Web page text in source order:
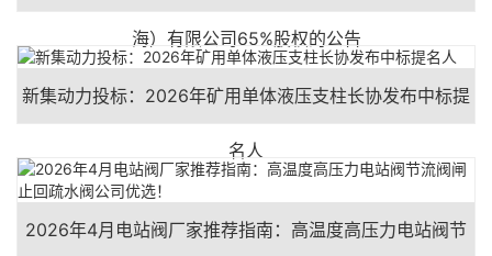
海）有限公司65%股权的公告
新集动力投标：2026年矿用单体液压支柱长协发布中标提
名人
2026年4月电站阀厂家推荐指南：高温度高压力电站阀节